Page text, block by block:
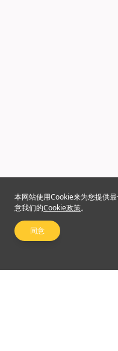
本网站使用Cookie来为您提供
意我们的Cookie政策。
同意